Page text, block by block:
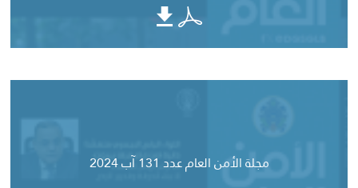
مجلة الأمن العام عدد 131 آب 2024